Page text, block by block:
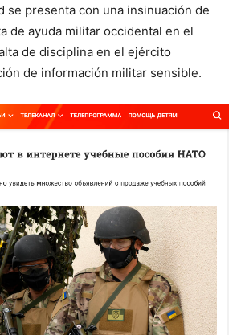
se presenta con una insinuación de
de ayuda militar occidental en el
de disciplina en el ejército
de información militar sensible.